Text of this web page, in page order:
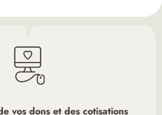
vos dons et des cotisations